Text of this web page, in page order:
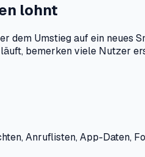
lohnt
dem Umstieg auf ein
bemerken viele Nutzer
Anruflisten, App-Daten,